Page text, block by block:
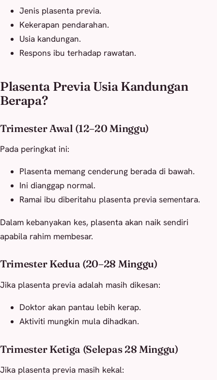
Jenis plasenta previa.
Kekerapan pendarahan.
Usia kandungan.
Respons ibu terhadap rawatan.
Plasenta Previa Usia Kandungan
Berapa?
Trimester Awal (12–20 Minggu)
Pada peringkat ini:
Plasenta memang cenderung berada di bawah.
Ini dianggap normal.
Ramai ibu diberitahu plasenta previa sementara.
Dalam kebanyakan kes, plasenta akan naik sendiri
apabila rahim membesar.
Trimester Kedua (20–28 Minggu)
Jika plasenta previa adalah masih dikesan:
Doktor akan pantau lebih kerap.
Aktiviti mungkin mula dihadkan.
Trimester Ketiga (Selepas 28 Minggu)
Jika plasenta previa masih kekal: